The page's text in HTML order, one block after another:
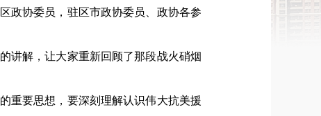
政协委员，驻区市政协委员、政协各参
讲解，让大家重新回顾了那段战火硝烟
重要思想，要深刻理解认识伟大抗美援